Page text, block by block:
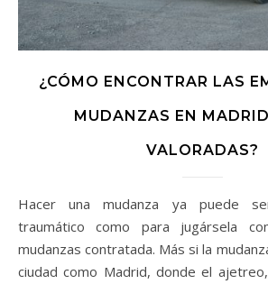
¿CÓMO ENCONTRAR LAS
MUDANZAS EN
VALORADAS?
Hacer una mudanza ya puede ser suficientemente
traumático como para jugársela
mudanzas contratada. Más si la
ciudad como Madrid, donde el